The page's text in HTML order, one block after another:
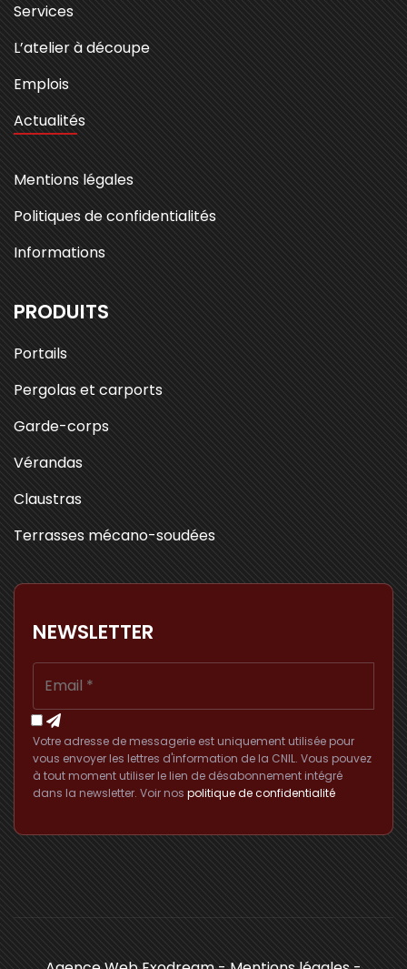
Services
L’atelier à découpe
Emplois
Actualités
Mentions légales
Politiques de confidentialités
Informations
PRODUITS
Portails
Pergolas et carports
Garde-corps
Vérandas
Claustras
Terrasses mécano-soudées
NEWSLETTER
Votre adresse de messagerie est uniquement utilisée pour
vous envoyer les lettres d'information de la CNIL. Vous pouvez
à tout moment utiliser le lien de désabonnement intégré
dans la newsletter. Voir nos politique de confidentialité